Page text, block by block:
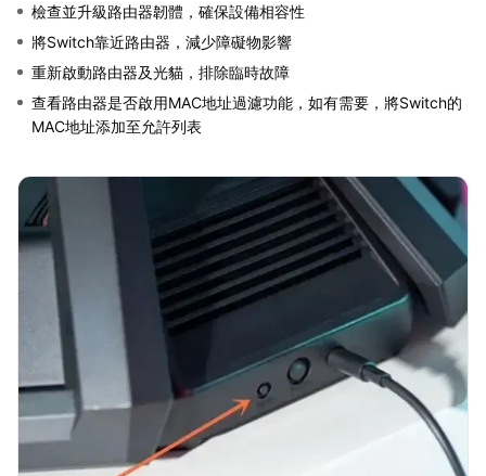
檢查並升級路由器韌體，確保設備相容性
將Switch靠近路由器，減少障礙物影響
重新啟動路由器及光貓，排除臨時故障
查看路由器是否啟用MAC地址過濾功能，如有需要，將Switch的
MAC地址添加至允許列表